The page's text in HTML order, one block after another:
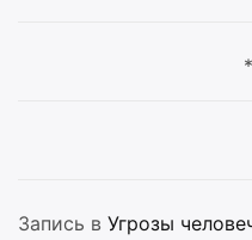
Запись в Угрозы